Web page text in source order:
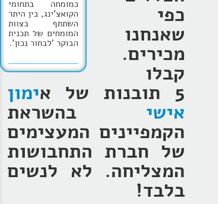
כמומחה בתחומי
הקואצ'ינג, בין היתר
השתתף בצוות
המומחים של תכנית
הבוקר 'לבחור נכון'.
כפי
שאנחנו
מכירים.
קבלו
5 תובנות של א ימון
אישי בהשראת
הקמפיינים המעצימים
של חברת התחבושות
המצליחה. לא לנשים
בלבד!